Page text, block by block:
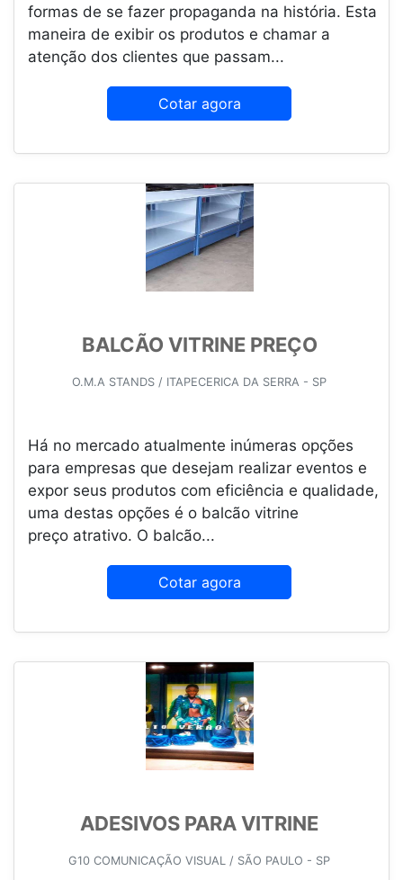
formas de se fazer propaganda na história. Esta
maneira de exibir os produtos e chamar a
atenção dos clientes que passam...
Cotar agora
BALCÃO VITRINE PREÇO
O.M.A STANDS / ITAPECERICA DA SERRA - SP
Há no mercado atualmente inúmeras opções
para empresas que desejam realizar eventos e
expor seus produtos com eficiência e qualidade,
uma destas opções é o balcão vitrine
preço atrativo. O balcão...
Cotar agora
ADESIVOS PARA VITRINE
G10 COMUNICAÇÃO VISUAL / SÃO PAULO - SP